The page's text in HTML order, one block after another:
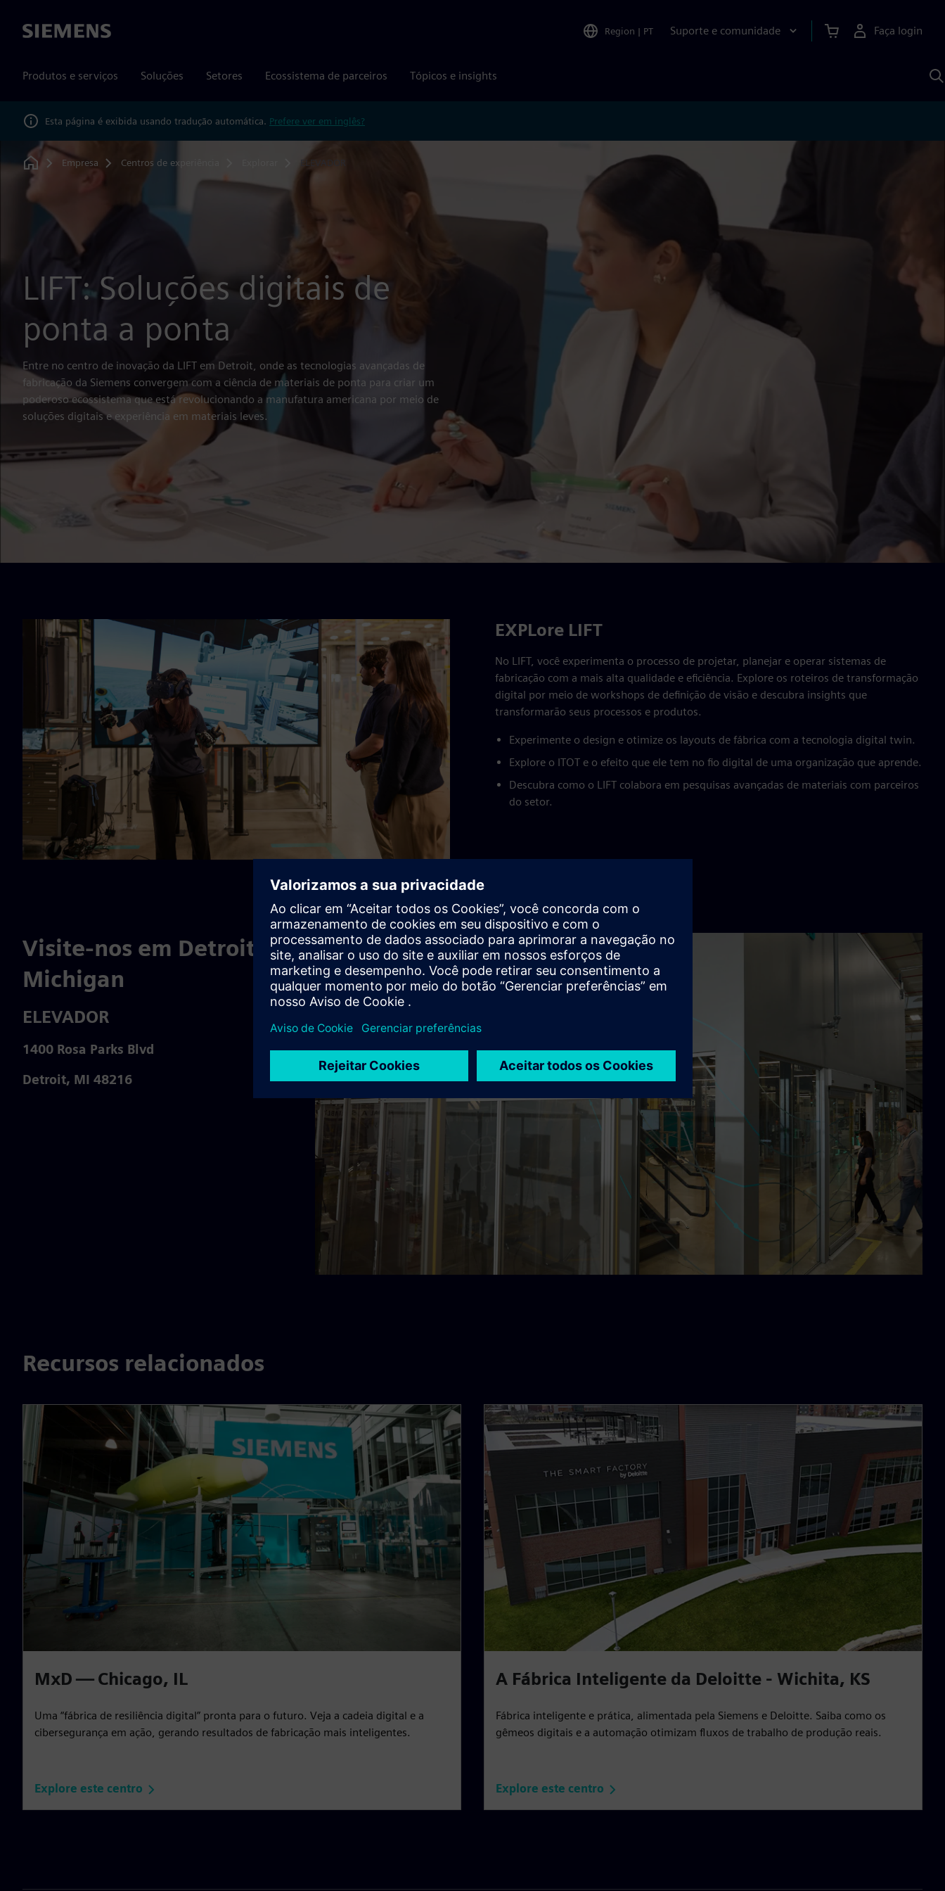
Siemens Region | PT Suporte e comunidade Faça login
Produtos e serviços Soluções Setores Ecossistema de parceiros Tópicos e insights
Esta página é exibida usando tradução automática. Prefere ver em inglês?
Home
Empresa Centros de experiência ELEVADOR
LIFT: Soluções digitais de
ponta a ponta
Entre no centro de inovação da LIFT em Detroit, onde as tecnologias avançadas de
fabricação da Siemens convergem com a ciência de materiais de ponta para criar um
poderoso ecossistema que está revolucionando a manufatura americana por meio de
soluções digitais e experiência em materiais leves.
EXPLore LIFT
No LIFT, você experimenta o processo de projetar, planejar e operar sistemas de
fabricação com a mais alta qualidade e eficiência. Explore os roteiros de transformação
digital por meio de workshops de definição de visão e descubra insights que
transformarão seus processos e produtos.
Experimente o design e otimize os layouts de fábrica com a tecnologia digital twin.
Explore o ITOT e o efeito que ele tem no fio digital de uma organização que aprende.
Descubra como o LIFT colabora em pesquisas avançadas de materiais com parceiros
do setor.
Visite-nos em Detroit,
Michigan
ELEVADOR
1400 Rosa Parks Blvd
Detroit, MI 48216
Recursos relacionados
MxD — Chicago, IL
Uma “fábrica de resiliência digital” pronta para o futuro. Veja a cadeia digital e a
cibersegurança em ação, gerando resultados de fabricação mais inteligentes.
Explore este centro
A Fábrica Inteligente da Deloitte - Wichita, KS
Fábrica inteligente e prática, alimentada pela Siemens e Deloitte. Saiba como os
gêmeos digitais e a automação otimizam fluxos de trabalho de produção reais.
Explore este centro